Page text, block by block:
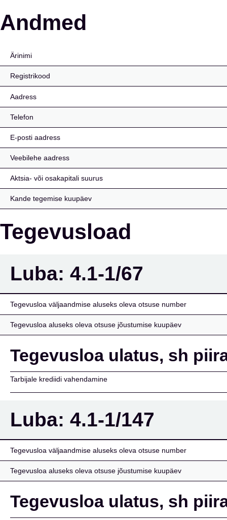
Mifundo OÜ
Andmed
Ärinimi
Registrikood
Aadress
Telefon
E-posti aadress
Veebilehe aadress
Aktsia- või osakapitali suurus
Kande tegemise kuupäev
Tegevusload
Luba: 4.1-1/67
Tegevusloa väljaandmise aluseks oleva otsuse number
Tegevusloa aluseks oleva otsuse jõustumise kuupäev
Tegevusloa ulatus, sh
Tarbijale krediidi vahendamine
Luba: 4.1-1/147
Tegevusloa väljaandmise aluseks oleva otsuse number
Tegevusloa aluseks oleva otsuse jõustumise kuupäev
Tegevusloa ulatus, sh